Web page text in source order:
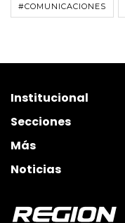
#COMUNICACIONES
Institucional
Secciones
Más
Noticias